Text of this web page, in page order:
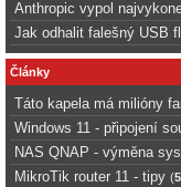
Anthropic vypol
Jak odhalit falešný USB
Články
Táto kapela má milióny
Windows 11 - připojení
NAS QNAP - výměna
MikroTik router 11 - tipy (5